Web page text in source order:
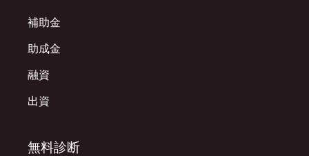
補助金
助成金
融資
出資
無料診断